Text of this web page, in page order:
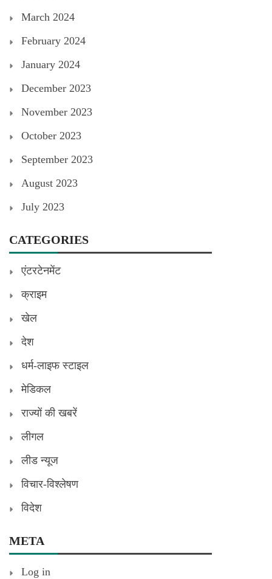
March 2024
February 2024
January 2024
December 2023
November 2023
October 2023
September 2023
August 2023
July 2023
CATEGORIES
एंटरटेनमेंट
क्राइम
खेल
देश
धर्म-लाइफ स्टाइल
मेडिकल
राज्यों की खबरें
लीगल
लीड न्यूज
विचार-विश्लेषण
विदेश
META
Log in